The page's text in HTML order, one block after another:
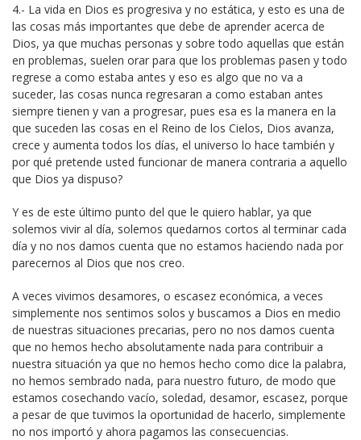
4.- La vida en Dios es progresiva y no estática, y esto es una de
las cosas más importantes que debe de aprender acerca de
Dios, ya que muchas personas y sobre todo aquellas que están
en problemas, suelen orar para que los problemas pasen y todo
regrese a como estaba antes y eso es algo que no va a
suceder, las cosas nunca regresaran a como estaban antes
siempre tienen y van a progresar, pues esa es la manera en la
que suceden las cosas en el Reino de los Cielos, Dios avanza,
crece y aumenta todos los días, el universo lo hace también y
por qué pretende usted funcionar de manera contraria a aquello
que Dios ya dispuso?
Y es de este último punto del que le quiero hablar, ya que
solemos vivir al día, solemos quedarnos cortos al terminar cada
día y no nos damos cuenta que no estamos haciendo nada por
parecernos al Dios que nos creo.
A veces vivimos desamores, o escasez económica, a veces
simplemente nos sentimos solos y buscamos a Dios en medio
de nuestras situaciones precarias, pero no nos damos cuenta
que no hemos hecho absolutamente nada para contribuir a
nuestra situación ya que no hemos hecho como dice la palabra,
no hemos sembrado nada, para nuestro futuro, de modo que
estamos cosechando vacío, soledad, desamor, escasez, porque
a pesar de que tuvimos la oportunidad de hacerlo, simplemente
no nos importó y ahora pagamos las consecuencias.